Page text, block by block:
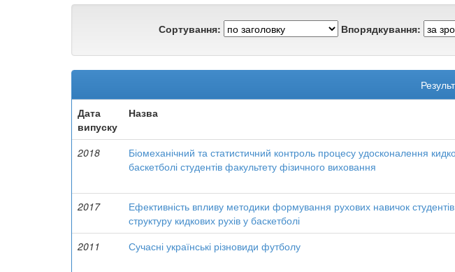
Сортування: Впорядкування:
Дата
випуску
Назва
2018
Біомеханічний та статистичний контроль процесу удосконалення
баскетболі студентів факультету фізичного виховання
2017
Ефективність впливу методики формування рухових навичок
структуру кидкових рухів у баскетболі
2011
Сучасні українські різновиди футболу